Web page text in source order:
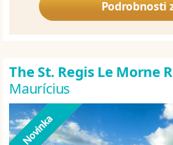
Podrobnosti
The St. Regis Le Morne
Maurícius